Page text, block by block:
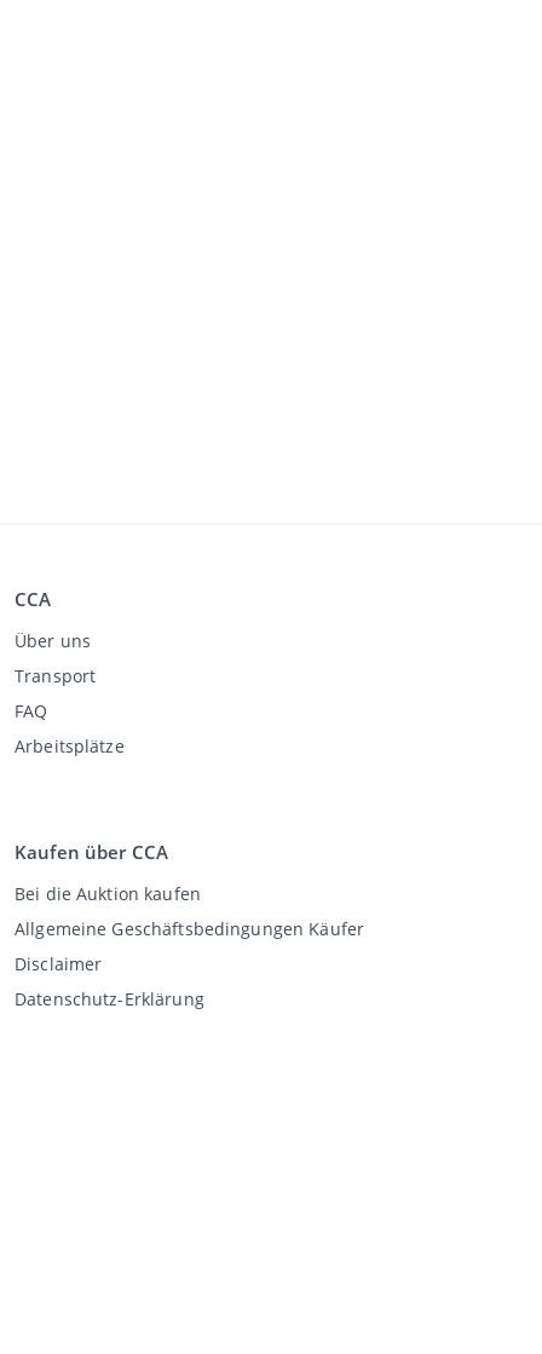
CCA
Über uns
Transport
FAQ
Arbeitsplätze
Kaufen über CCA
Bei die Auktion kaufen
Allgemeine Geschäftsbedingungen Käufer
Disclaimer
Datenschutz-Erklärung